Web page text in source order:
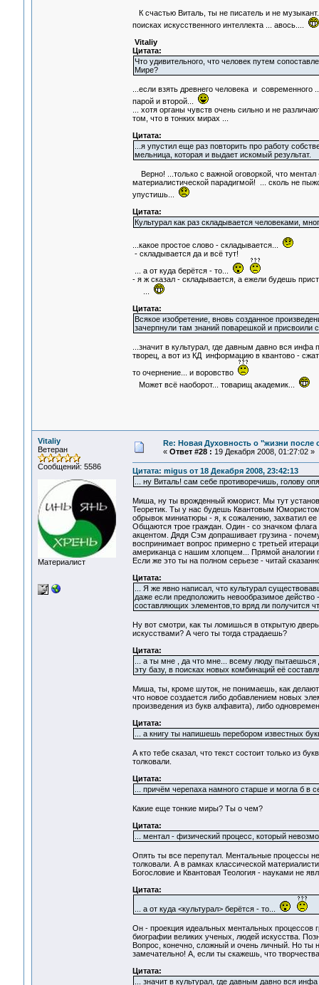
К счастью Виталь, ты не писатель и не
поисках искусственного интеллекта ... авось....
Vitaliy
Цитата:
Что удивительного, что человек путем
Мире?
...если взять древнего человека и
парой и второй...
... хотя органы чувств очень сильно и не
том, что в тонких мирах ...
Цитата:
...я упустил еще раз повторить про работу
мельница, которая и выдает искомый результат.
Верно! ...только с важной оговоркой, что
материалистической парадигмой! ... сколь не
упустишь...
Цитата:
Культурал как раз складывается человеками,
...какое простое слово - складывается...
- складывается да и всё тут!
... а от куда берётся - то...
- я ж сказал - складывается, а ежели
Цитата:
Всякое изобретение, вновь созданное
зачерпнули там знаний поварешкой и присвоили
...значит в культурал, где давным давно вся
творец, а вот из КД информацию в квантово -
то очернение... и воровство
Может всё наоборот... товарищ академик...
Vitaliy
Ветеран
Сообщений: 5586
Материалист
Re: Новая Духовность о "жизни после
« Ответ #28 : 19 Декабря 2008, 01:27:02 »
Цитата: migus от 18 Декабря 2008, 23:42:13
... ну Виталь! сам себе противоречишь, голову
Миша, ну ты врожденный юморист. Мы тут
Теоретик. Ты у нас будешь Квантовым
обрывок миниатюры - я, к сожалению, захватил ее
Общаются трое граждан. Один - со значком флага
акцентом. Дядя Сэм допрашивает грузина -
воспринимает вопрос примерно с третьей
американца с нашим хлопцем... Прямой аналогии
Если же это ты на полном серьезе - читай
Цитата:
... Я же явно написал, что культурал
даже если предположить невообразимое действо
составляющих элементов,то вряд ли получится
Ну вот смотри, как ты ломишься в открытую
искусствами? А чего ты тогда страдаешь?
Цитата:
... а ты мне , да что мне... всему люду пытаешься
эту базу, в поисках новых комбинаций её
Миша, ты, кроме шуток, не понимаешь, как
что новое создается либо добавлением новых
произведения из букв алфавита), либо
Цитата:
... а книгу ты напишешь перебором известных
А кто тебе сказал, что текст состоит только из
толковали.
Цитата:
... причём черепаха намного старше и могла б в
Какие еще тонкие миры? Ты о чем?
Цитата:
... ментал - физический процесс, который
Опять ты все перепутал. Ментальные процессы
толковали. А в рамках классической
Богословие и Квантовая Теология - науками не
Цитата:
... а от куда <культурал> берётся - то...
Он - проекция идеальных ментальных процессов
биографии великих ученых, людей искусства.
Вопрос, конечно, сложный и очень личный. Но ты
замечательно! А, если ты скажешь, что
Цитата:
... значит в культурал, где давным давно вся